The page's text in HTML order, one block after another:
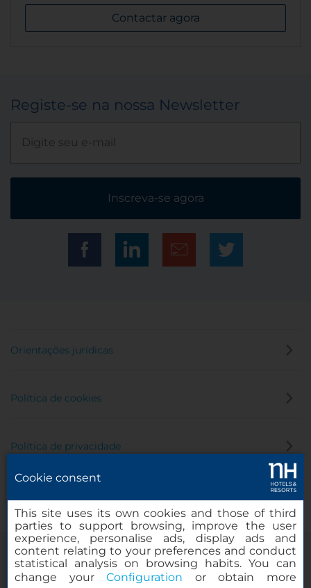
Contactar agora
Registe-se na nossa Newsletter
Inscreva-se agora
Orientações jurídicas
Política de cookies
Política de privacidade
Cookie consent
This site uses its own cookies and those of third
parties to support browsing, improve the user
experience, personalise ads, display ads and
content relating to your preferences and conduct
statistical analysis on browsing habits. You can
change yourConfiguration or obtain more